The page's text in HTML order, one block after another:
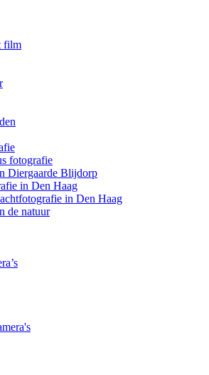
film
fotografie
Diergaarde Blijdorp
in Den Haag
in Den Haag
de natuur